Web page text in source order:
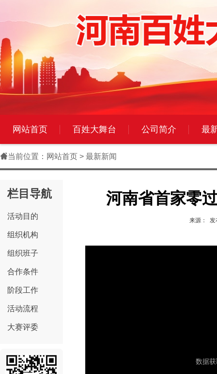
网站首页 百姓大舞台 公司简介 最
当前位置： 网站首页 > 最新新闻
栏目导航
活动目的
组织机构
组织班子
合作条件
阶段工作
活动流程
大赛评委
河南省首家零
来源： 发